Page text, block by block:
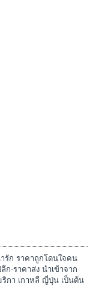
รัก ราคาถูกโดนใจคน
-ราคาส่ง นำเข้าจาก
ริกา เกาหลี ญี่ปุ่น เป็นต้น